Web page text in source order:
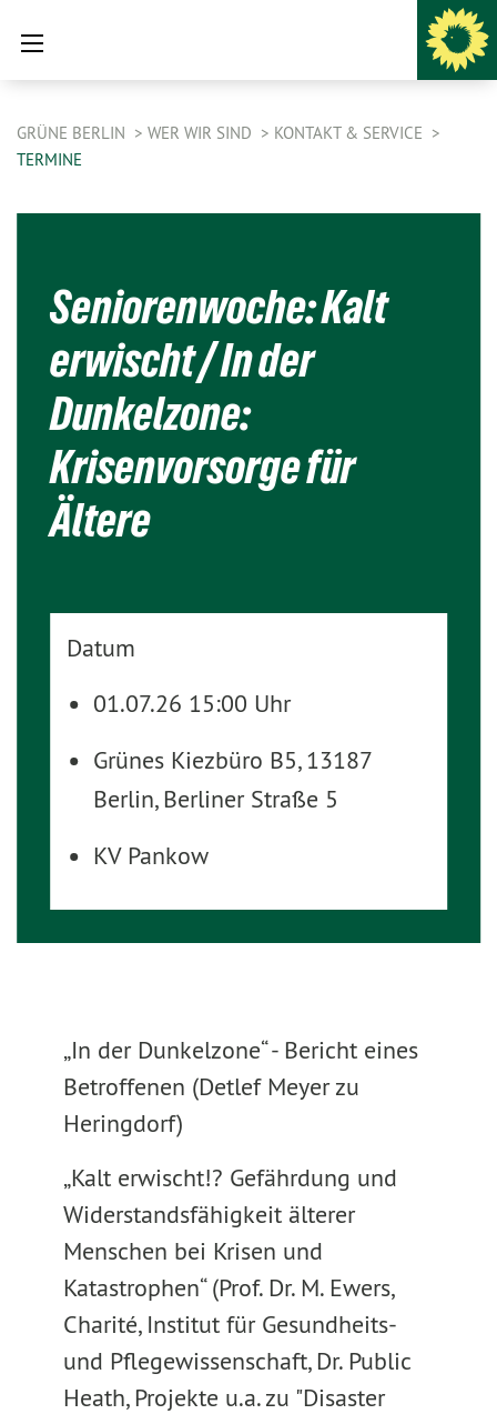
GRÜNE BERLIN WER WIR SIND
KONTAKT & SERVICE
TERMINE
Seniorenwoche: Kalt
erwischt / In der
Dunkelzone:
Krisenvorsorge für
Ältere
Datum
01.07.26 15:00 Uhr
Grünes Kiezbüro B5, 13187
Berlin, Berliner Straße 5
KV Pankow
„In der Dunkelzone“ - Bericht eines
Betroffenen (Detlef Meyer zu
Heringdorf)
„Kalt erwischt!? Gefährdung und
Widerstandsfähigkeit älterer
Menschen bei Krisen und
Katastrophen“ (Prof. Dr. M. Ewers,
Charité, Institut für Gesundheits-
und Pflegewissenschaft, Dr. Public
Heath, Projekte u.a. zu "Disaster